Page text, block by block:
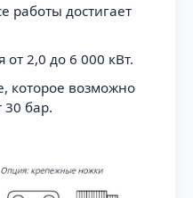
работы достигает
2,0 до 6 000 кВт.
которое возможно
30 бар.